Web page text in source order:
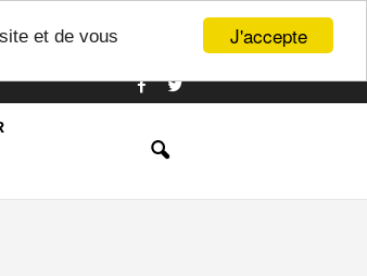
J'accepte
et de vous